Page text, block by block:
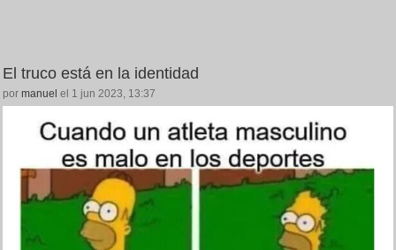
El truco está en la identidad
por manuel el 1 jun 2023, 13:37